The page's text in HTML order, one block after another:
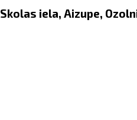
Skolas iela, Aizupe,